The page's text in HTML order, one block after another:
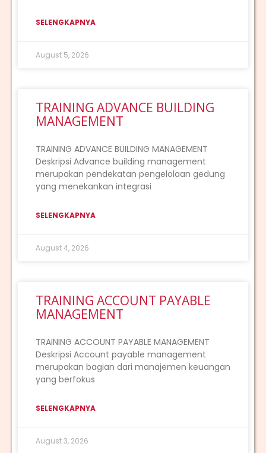
SELENGKAPNYA
August 5, 2026
TRAINING ADVANCE BUILDING
MANAGEMENT
TRAINING ADVANCE BUILDING MANAGEMENT
Deskripsi Advance building management
merupakan pendekatan pengelolaan gedung
yang menekankan integrasi
SELENGKAPNYA
August 4, 2026
TRAINING ACCOUNT PAYABLE
MANAGEMENT
TRAINING ACCOUNT PAYABLE MANAGEMENT
Deskripsi Account payable management
merupakan bagian dari manajemen keuangan
yang berfokus
SELENGKAPNYA
August 3, 2026